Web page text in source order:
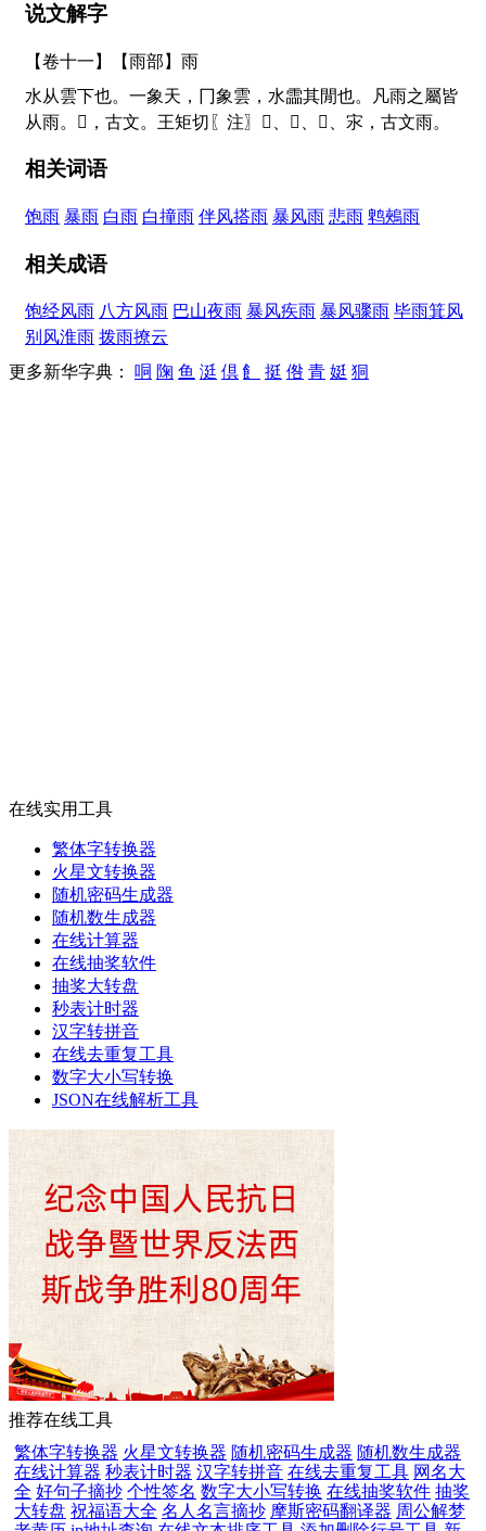
说文解字
【卷十一】【雨部】 雨
水从雲下也。一象天，冂象雲，水霝其閒也。凡雨之屬皆
从雨。
𠕲 ，古文。王矩切〖注〗 𠕒 𠕘 𩁼 㲾 ，古文雨。
相关词语
饱雨 暴雨 白雨 白撞雨 伴风搭雨 暴风雨 悲雨 鹎鵊雨
相关成语
饱经风雨 八方风雨 巴山夜雨 暴风疾雨 暴风骤雨 毕雨箕风
别风淮雨 拨雨撩云
更多新华字典： 哃 陱 鱼 涏 倶 飠 挺 倃 青 娗 狪
在线实用工具
繁体字转换器
火星文转换器
随机密码生成器
随机数生成器
在线计算器
在线抽奖软件
抽奖大转盘
秒表计时器
汉字转拼音
在线去重复工具
数字大小写转换
JSON在线解析工具
推荐在线工具
繁体字转换器 火星文转换器 随机密码生成器 随机数生成器
在线计算器 秒表计时器 汉字转拼音 在线去重复工具 网名大
全 好句子摘抄 个性签名 数字大小写转换 在线抽奖软件 抽奖
大转盘 祝福语大全 名人名言摘抄 摩斯密码翻译器 周公解梦